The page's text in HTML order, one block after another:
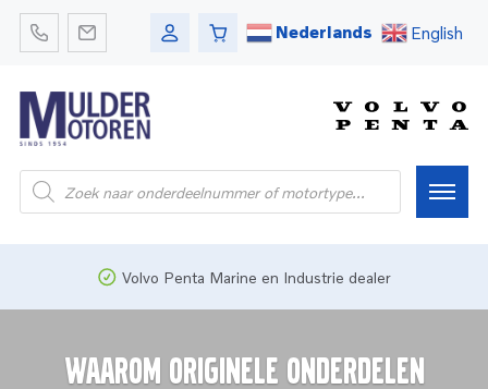
Nederlands English
Producten
zoeken
Volvo Penta Marine en Industrie dealer
Waarom originele onderdelen